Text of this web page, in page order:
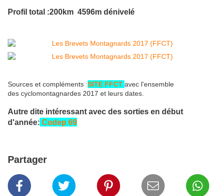
Profil total :200km 4596m dénivelé
Sources et compléments :SITE FFCT avec l'ensemble
des cyclomontagnardes 2017 et leurs dates.
Autre dite intéressant avec des sorties en début
d'année: Codep 69
Partager